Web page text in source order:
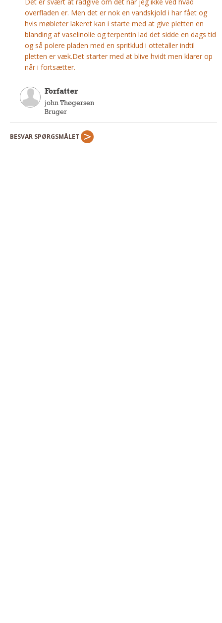
Pletleksikon
overfladen er. Men det er nok en vandskjold i har fået og
hvis møbleter lakeret kan i starte med at give pletten en
blanding af vaselinolie og terpentin lad det sidde en dags tid
og så polere pladen med en spritklud i ottetaller indtil
pletten er væk.Det starter med at blive hvidt men klarer op
når i fortsætter.
Forfatter
john Thøgersen
Bruger
BESVAR SPØRGSMÅLET